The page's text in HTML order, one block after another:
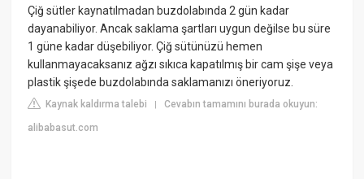
Çiğ sütler kaynatılmadan buzdolabında 2 gün kadar
dayanabiliyor. Ancak saklama şartları uygun değilse bu süre
1 güne kadar düşebiliyor. Çiğ sütünüzü hemen
kullanmayacaksanız ağzı sıkıca kapatılmış bir cam şişe veya
plastik şişede buzdolabında saklamanızı öneriyoruz.
Kaynak kaldırma talebi |Cevabın tamamını burada okuyun:
alibabasut.com